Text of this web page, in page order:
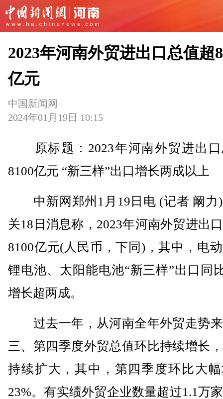
2023年河南外贸进出口总值超
亿元
中国新闻网
2024年01月19日 10:15
原标题：2023年河南外贸进出口
8100亿元 “新三样”出口增长两成以上
中新网郑州1月19日电 (记者 阚力)
关18日消息称，2023年河南外贸进出
8100亿元(人民币，下同)，其中，电
锂电池、太阳能电池“新三样”出口同
增长超两成。
过去一年，从河南全年外贸走势
三、第四季度外贸总值环比持续增长
持续扩大，其中，第四季度环比大
23%。有实绩外贸企业数量超过1.1万